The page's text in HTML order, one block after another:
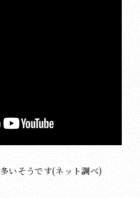
いそうです(ネット調べ)